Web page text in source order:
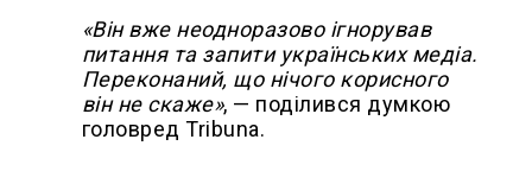
«Він вже неодноразово ігнорував
питання та запити українських медіа.
Переконаний, що нічого корисного
він не скаже», — поділився думкою
головред Tribuna.